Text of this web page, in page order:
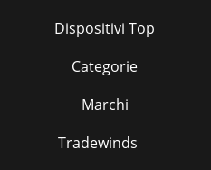
Dispositivi Top
Categorie
Marchi
Tradewinds